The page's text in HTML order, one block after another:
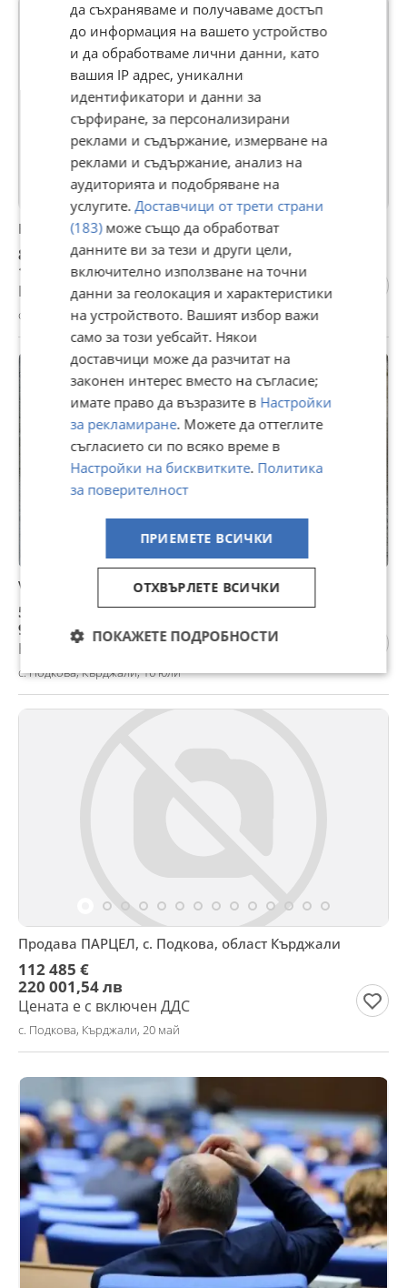
BMW 320
8 000 €
15 646,64 лв
Цената е с включен ДДС
с. Подкова, Кърджали, 23 юли
VW Polo
5 000 €
9 779,15 лв
Не се начислява ДДС
с. Подкова, Кърджали, 16 юли
Продава ПАРЦЕЛ, с. Подкова, област Кърджали
112 485 €
220 001,54 лв
Цената е с включен ДДС
с. Подкова, Кърджали, 20 май
да съхраняваме и получаваме достъп
до информация на вашето устройство
и да обработваме лични данни, като
вашия IP адрес, уникални
идентификатори и данни за
сърфиране, за персонализирани
реклами и съдържание, измерване на
реклами и съдържание, анализ на
аудиторията и подобряване на
услугите.Доставчици от трети страни
(183)може също да обработват
данните ви за тези и други цели,
включително използване на точни
данни за геолокация и характеристики
на устройството. Вашият избор важи
само за този уебсайт. Някои
доставчици може да разчитат на
законен интерес вместо на съгласие;
имате право да възразите в Настройки
за рекламиране. Можете да оттеглите
съгласието си по всяко време в
Настройки на бисквитките. Политика
за поверителност
ПРИЕМЕТЕ ВСИЧКИ
ОТХВЪРЛЕТЕ ВСИЧКИ
ПОКАЖЕТЕ ПОДРОБНОСТИ